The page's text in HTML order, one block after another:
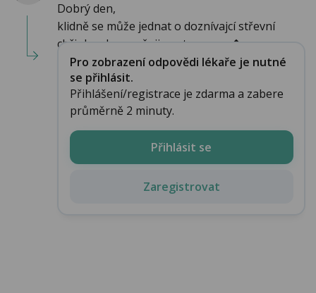
Dobrý den,
klidně se může jednat o doznívajcí střevní
chřipku. doporučuji postupnou z�...
Pro zobrazení odpovědi lékaře je nutné
se přihlásit.
Přihlášení/registrace je zdarma a zabere
průměrně 2 minuty.
Přihlásit se
Zaregistrovat